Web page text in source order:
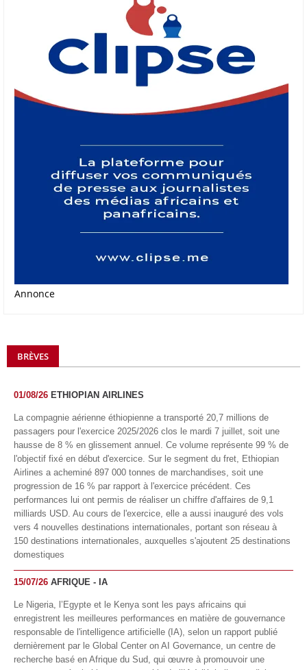
Annonce
BRÈVES
01/08/26 ETHIOPIAN AIRLINES
La compagnie aérienne éthiopienne a transporté 20,7 millions de
passagers pour l'exercice 2025/2026 clos le mardi 7 juillet, soit une
hausse de 8 % en glissement annuel. Ce volume représente 99 % de
l'objectif fixé en début d'exercice. Sur le segment du fret, Ethiopian
Airlines a acheminé 897 000 tonnes de marchandises, soit une
progression de 16 % par rapport à l'exercice précédent. Ces
performances lui ont permis de réaliser un chiffre d'affaires de 9,1
milliards USD. Au cours de l'exercice, elle a aussi inauguré des vols
vers 4 nouvelles destinations internationales, portant son réseau à
150 destinations internationales, auxquelles s'ajoutent 25 destinations
domestiques
15/07/26 AFRIQUE - IA
Le Nigeria, l’Egypte et le Kenya sont les pays africains qui
enregistrent les meilleures performances en matière de gouvernance
responsable de l'intelligence artificielle (IA), selon un rapport publié
dernièrement par le Global Center on AI Governance, un centre de
recherche basé en Afrique du Sud, qui œuvre à promouvoir une